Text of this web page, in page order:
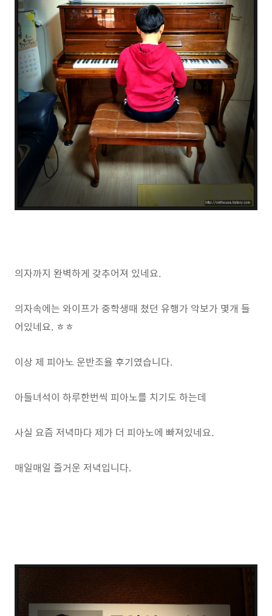
의자까지 완벽하게 갖추어져 있네요.
의자속에는 와이프가 중학생때 쳤던 유행가 악보가 몇개 들
어있네요. ㅎㅎ
이상 제 피아노 운반조율 후기였습니다.
아들녀석이 하루한번씩 피아노를 치기도 하는데
사실 요즘 저녁마다 제가 더 피아노에 빠져있네요.
매일매일 즐거운 저녁입니다.